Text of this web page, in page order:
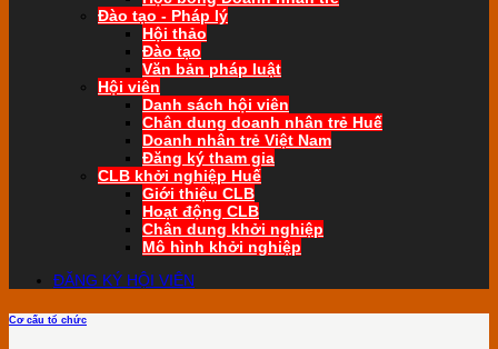
Đào tạo - Pháp lý
Hội thảo
Đào tạo
Văn bản pháp luật
Hội viên
Danh sách hội viên
Chân dung doanh nhân trẻ Huế
Doanh nhân trẻ Việt Nam
Đăng ký tham gia
CLB khởi nghiệp Huế
Giới thiệu CLB
Hoạt động CLB
Chân dung khởi nghiệp
Mô hình khởi nghiệp
ĐĂNG KÝ HỘI VIÊN
Cơ cấu tổ chức